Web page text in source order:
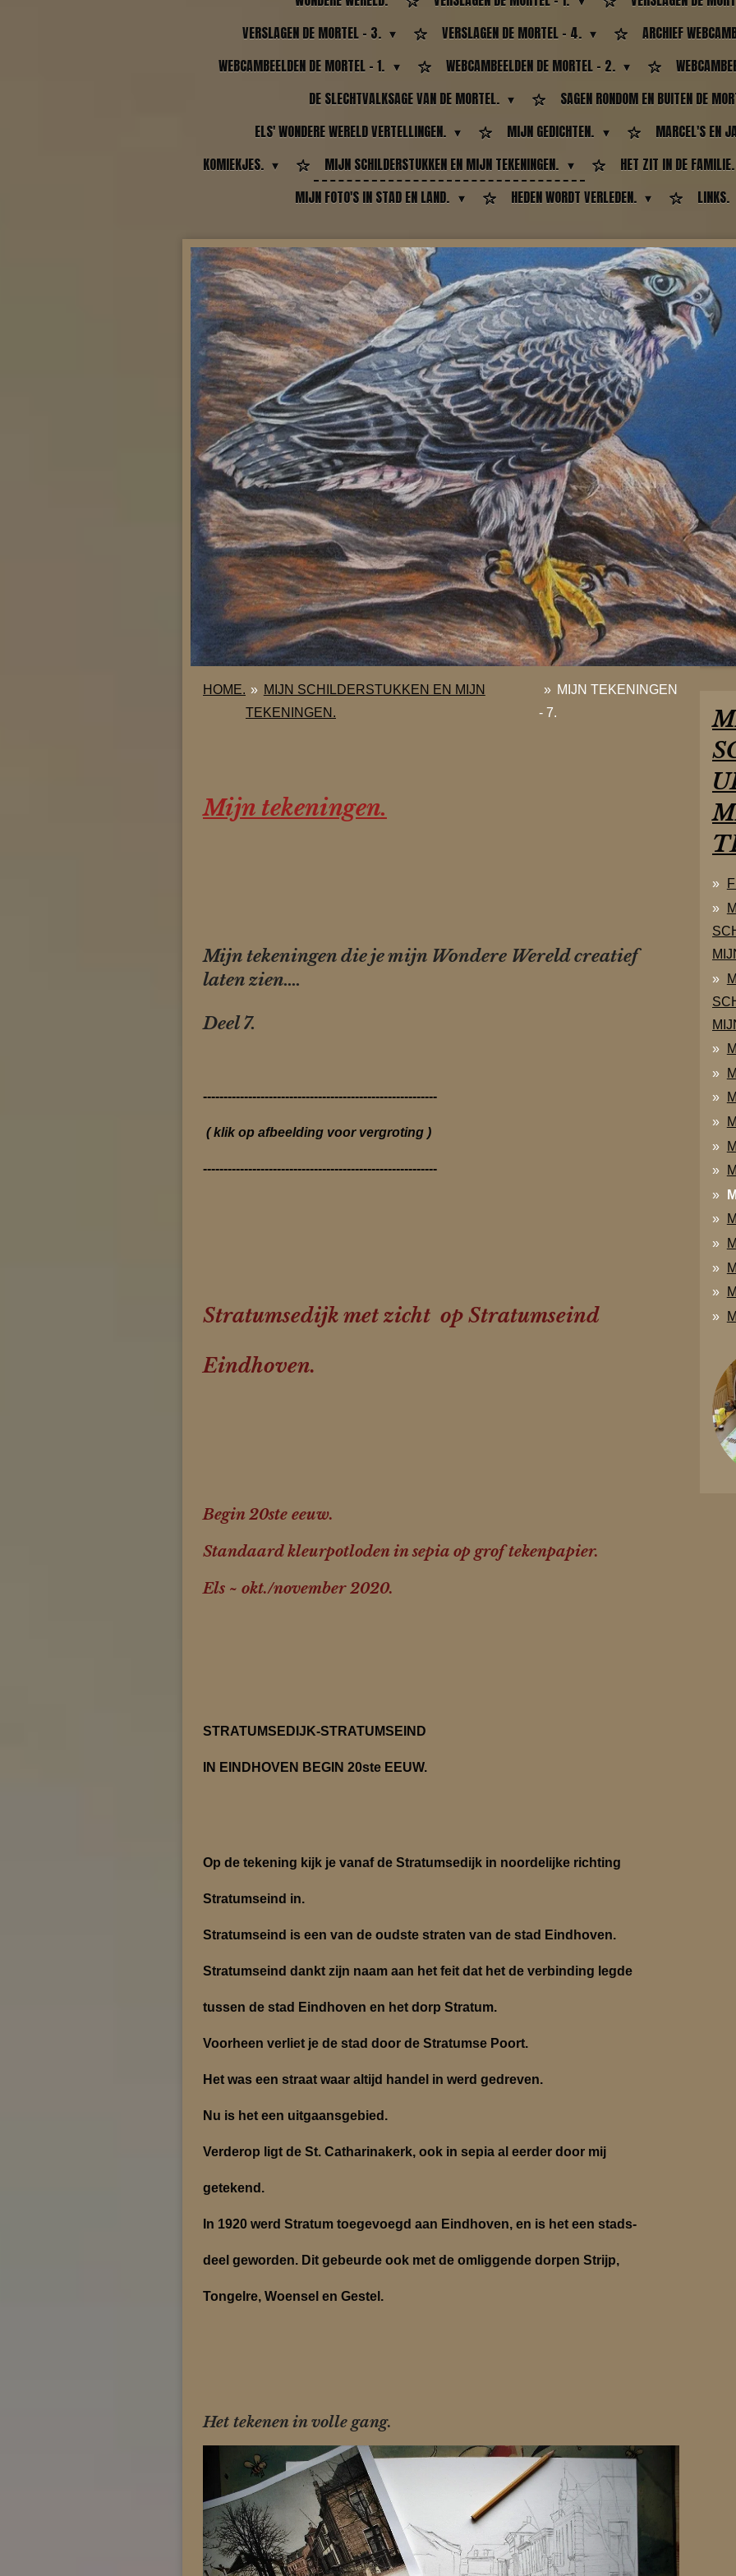
VERSLAGEN DE MORTEL - 3.
VERSLAGEN DE MORTEL - 4.
ARCHIEF
WEBCAMBEELDEN DE MORTEL - 1.
WEBCAMBEELDEN DE MORTEL - 2.
DE SLECHTVALKSAGE VAN DE MORTEL.
SAGEN RONDOM EN BUITEN DE
ELS' WONDERE WERELD VERTELLINGEN.
MIJN GEDICHTEN.
MARCEL'S EN
KOMIEKJES.
MIJN SCHILDERSTUKKEN EN MIJN TEKENINGEN.
HET ZIT IN DE
MIJN FOTO'S IN STAD EN LAND.
HEDEN WORDT VERLEDEN. LINKS.
HOME. » MIJN SCHILDERSTUKKEN EN MIJN
TEKENINGEN.
» MIJN TEKENINGEN
- 7.
Mijn tekeningen.
Mijn tekeningen die je mijn Wondere Wereld creatief
laten zien....
Deel 7.
---------------------------------------------------------
( klik op afbeelding voor vergroting )
---------------------------------------------------------
Stratumsedijk met zicht op Stratumseind
Eindhoven.
Begin 20ste eeuw.
Standaard kleurpotloden in sepia op grof tekenpapier.
Els ~ okt./november 2020.
STRATUMSEDIJK-STRATUMSEIND
IN EINDHOVEN BEGIN 20ste EEUW.
Op de tekening kijk je vanaf de Stratumsedijk in noordelijke richting
Stratumseind in.
Stratumseind is een van de oudste straten van de stad Eindhoven.
Stratumseind dankt zijn naam aan het feit dat het de verbinding legde
tussen de stad Eindhoven en het dorp Stratum.
Voorheen verliet je de stad door de Stratumse Poort.
Het was een straat waar altijd handel in werd gedreven.
Nu is het een uitgaansgebied.
Verderop ligt de St. Catharinakerk, ook in sepia al eerder door mij
getekend.
In 1920 werd Stratum toegevoegd aan Eindhoven, en is het een stads-
deel geworden. Dit gebeurde ook met de omliggende dorpen Strijp,
Tongelre, Woensel en Gestel.
Het tekenen in volle gang.